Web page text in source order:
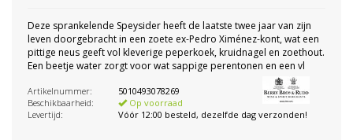
Deze sprankelende Speysider heeft de laatste twee jaar van zijn
leven doorgebracht in een zoete ex-Pedro Ximénez-kont, wat een
pittige neus geeft vol kleverige peperkoek, kruidnagel en zoethout.
Een beetje water zorgt voor wat sappige perentonen en een vl
Artikelnummer:
5010493078269
Beschikbaarheid:
Op voorraad
Levertijd:
Vóór 12:00 besteld, dezelfde dag verzonden!